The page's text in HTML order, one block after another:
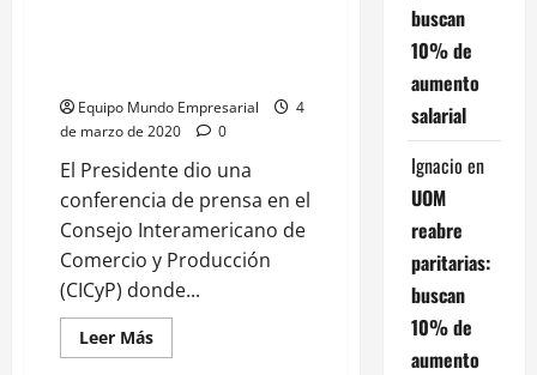
Equipo Mundo Empresarial
4
de marzo de 2020
0
El Presidente dio una
conferencia de prensa en el
Consejo Interamericano de
Comercio y Producción
(CICyP) donde...
Leer MásLeer
más
buscan
10% de
aumento
salarial
Ignacio en
UOM
reabre
paritarias:
buscan
10% de
aumento